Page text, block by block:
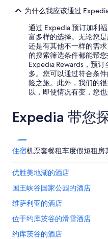
为什么我应该通过
通过 Expedia 预订加利
富多样的选择。无论您
还是有其他不一样的需
的搜索筛选条件都能帮
Expedia Rewards，预订
多。您可以通过符合条
险之旅。此外，我们的
以，即使情况有变，您也
Expedia 带您
住宿机票套餐租车度假短租房
优胜美地湖的酒店
国王峡谷国家公园的酒店
维萨利亚的酒店
位于约库茨谷的滑雪酒店
约库茨谷的酒店